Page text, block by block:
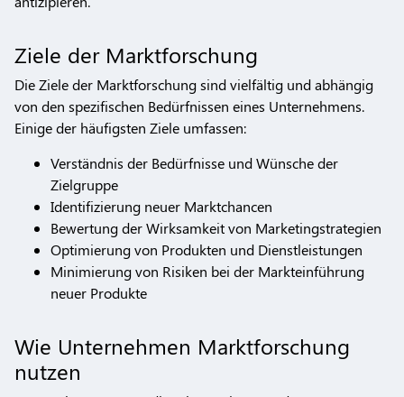
Ziele der Marktforschung
Die Ziele der Marktforschung sind vielfältig und abhängig
von den spezifischen Bedürfnissen eines Unternehmens.
Einige der häufigsten Ziele umfassen:
Verständnis der Bedürfnisse und Wünsche der
Zielgruppe
Identifizierung neuer Marktchancen
Bewertung der Wirksamkeit von Marketingstrategien
Optimierung von Produkten und Dienstleistungen
Minimierung von Risiken bei der Markteinführung
neuer Produkte
Wie Unternehmen Marktforschung
nutzen